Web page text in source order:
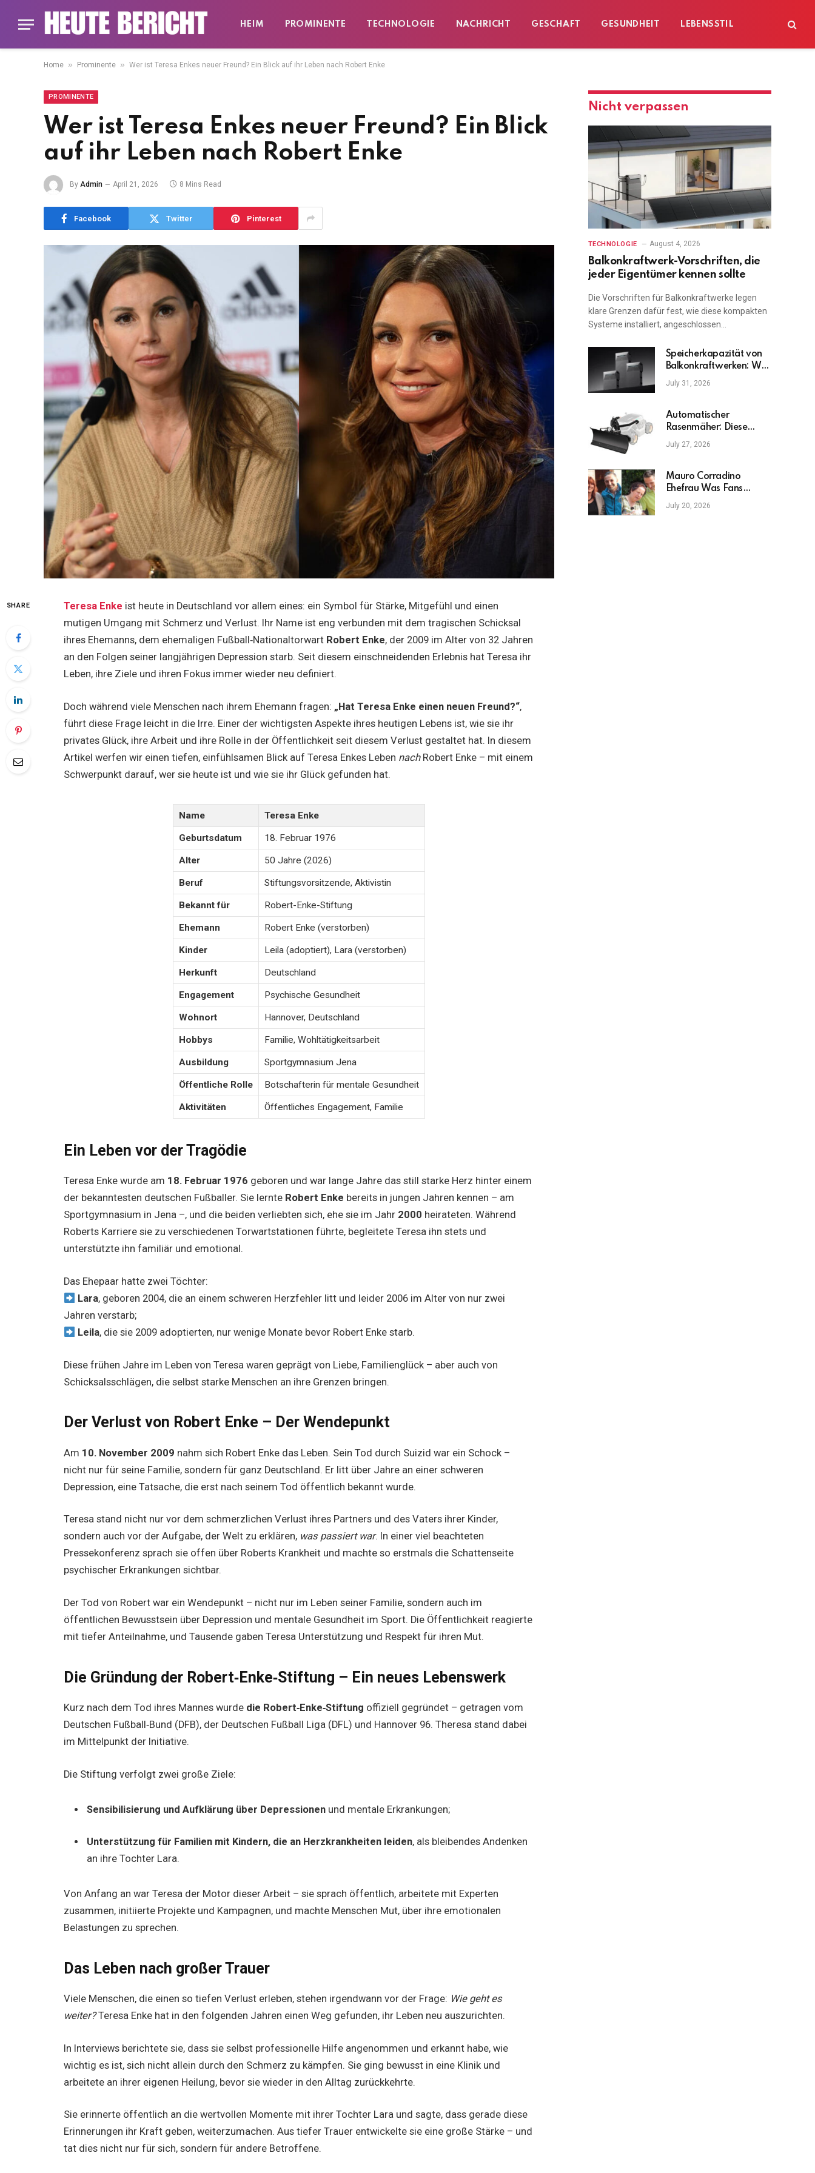
HEIM PROMINENTE TECHNOLOGIE NACHRICHT GESCHAFT GESUNDHEIT LEBENSSTIL
Home » Prominente » Wer ist Teresa Enkes neuer Freund? Ein Blick auf ihr Leben nach Robert Enke
PROMINENTE
Wer ist Teresa Enkes neuer Freund? Ein Blick
auf ihr Leben nach Robert Enke
By Admin April 21, 2026 8 Mins Read
Facebook Twitter Pinterest
SHARE Teresa Enke ist heute in Deutschland vor allem eines: ein Symbol für Stärke, Mitgefühl und einen
mutigen Umgang mit Schmerz und Verlust. Ihr Name ist eng verbunden mit dem tragischen Schicksal
ihres Ehemanns, dem ehemaligen Fußball‑Nationaltorwart Robert Enke, der 2009 im Alter von 32 Jahren
an den Folgen seiner langjährigen Depression starb. Seit diesem einschneidenden Erlebnis hat Teresa ihr
Leben, ihre Ziele und ihren Fokus immer wieder neu definiert.
Doch während viele Menschen nach ihrem Ehemann fragen: „Hat Teresa Enke einen neuen Freund?“,
führt diese Frage leicht in die Irre. Einer der wichtigsten Aspekte ihres heutigen Lebens ist, wie sie ihr
privates Glück, ihre Arbeit und ihre Rolle in der Öffentlichkeit seit diesem Verlust gestaltet hat. In diesem
Artikel werfen wir einen tiefen, einfühlsamen Blick auf Teresa Enkes Leben nachRobert Enke – mit einem
Schwerpunkt darauf, wer sie heute ist und wie sie ihr Glück gefunden hat.
Name Teresa Enke
Geburtsdatum 18. Februar 1976
Alter 50 Jahre (2026)
Beruf Stiftungsvorsitzende, Aktivistin
Bekannt für Robert-Enke-Stiftung
Ehemann Robert Enke (verstorben)
Kinder Leila (adoptiert), Lara (verstorben)
Herkunft Deutschland
Engagement Psychische Gesundheit
Wohnort Hannover, Deutschland
Hobbys Familie, Wohltätigkeitsarbeit
Ausbildung Sportgymnasium Jena
Öffentliche Rolle Botschafterin für mentale Gesundheit
Aktivitäten Öffentliches Engagement, Familie
Ein Leben vor der Tragödie
Teresa Enke wurde am 18. Februar 1976 geboren und war lange Jahre das still starke Herz hinter einem
der bekanntesten deutschen Fußballer. Sie lernte Robert Enke bereits in jungen Jahren kennen – am
Sportgymnasium in Jena –, und die beiden verliebten sich, ehe sie im Jahr 2000 heirateten. Während
Roberts Karriere sie zu verschiedenen Torwartstationen führte, begleitete Teresa ihn stets und
unterstützte ihn familiär und emotional.
Das Ehepaar hatte zwei Töchter:
Lara, geboren 2004, die an einem schweren Herzfehler litt und leider 2006 im Alter von nur zwei
Jahren verstarb;
Leila, die sie 2009 adoptierten, nur wenige Monate bevor Robert Enke starb.
Diese frühen Jahre im Leben von Teresa waren geprägt von Liebe, Familienglück – aber auch von
Schicksalsschlägen, die selbst starke Menschen an ihre Grenzen bringen.
Der Verlust von Robert Enke – Der Wendepunkt
Am 10. November 2009 nahm sich Robert Enke das Leben. Sein Tod durch Suizid war ein Schock –
nicht nur für seine Familie, sondern für ganz Deutschland. Er litt über Jahre an einer schweren
Depression, eine Tatsache, die erst nach seinem Tod öffentlich bekannt wurde.
Teresa stand nicht nur vor dem schmerzlichen Verlust ihres Partners und des Vaters ihrer Kinder,
sondern auch vor der Aufgabe, der Welt zu erklären, was passiert war. In einer viel beachteten
Pressekonferenz sprach sie offen über Roberts Krankheit und machte so erstmals die Schattenseite
psychischer Erkrankungen sichtbar.
Der Tod von Robert war ein Wendepunkt – nicht nur im Leben seiner Familie, sondern auch im
öffentlichen Bewusstsein über Depression und mentale Gesundheit im Sport. Die Öffentlichkeit reagierte
mit tiefer Anteilnahme, und Tausende gaben Teresa Unterstützung und Respekt für ihren Mut.
Die Gründung der Robert‑Enke‑Stiftung – Ein neues Lebenswerk
Kurz nach dem Tod ihres Mannes wurde die Robert‑Enke‑Stiftung offiziell gegründet – getragen vom
Deutschen Fußball‑Bund (DFB), der Deutschen Fußball Liga (DFL) und Hannover 96. Theresa stand dabei
im Mittelpunkt der Initiative.
Die Stiftung verfolgt zwei große Ziele:
Sensibilisierung und Aufklärung über Depressionen und mentale Erkrankungen;
Unterstützung für Familien mit Kindern, die an Herzkrankheiten leiden, als bleibendes Andenken
an ihre Tochter Lara.
Von Anfang an war Teresa der Motor dieser Arbeit – sie sprach öffentlich, arbeitete mit Experten
zusammen, initiierte Projekte und Kampagnen, und machte Menschen Mut, über ihre emotionalen
Belastungen zu sprechen.
Das Leben nach großer Trauer
Viele Menschen, die einen so tiefen Verlust erleben, stehen irgendwann vor der Frage: Wie geht es
weiter?Teresa Enke hat in den folgenden Jahren einen Weg gefunden, ihr Leben neu auszurichten.
In Interviews berichtete sie, dass sie selbst professionelle Hilfe angenommen und erkannt habe, wie
wichtig es ist, sich nicht allein durch den Schmerz zu kämpfen. Sie ging bewusst in eine Klinik und
arbeitete an ihrer eigenen Heilung, bevor sie wieder in den Alltag zurückkehrte.
Sie erinnerte öffentlich an die wertvollen Momente mit ihrer Tochter Lara und sagte, dass gerade diese
Erinnerungen ihr Kraft geben, weiterzumachen. Aus tiefer Trauer entwickelte sie eine große Stärke – und
tat dies nicht nur für sich, sondern für andere Betroffene.
Nicht verpassen
TECHNOLOGIE August 4, 2026
Balkonkraftwerk-Vorschriften, die
jeder Eigentümer kennen sollte
Die Vorschriften für Balkonkraftwerke legen
klare Grenzen dafür fest, wie diese kompakten
Systeme installiert, angeschlossen…
Speicherkapazität von
Balkonkraftwerken: Was
ist am wichtigsten?
July 31, 2026
Automatischer
Rasenmäher: Diese
Fehler sollten Sie
vermeiden
July 27, 2026
Mauro Corradino
Ehefrau Was Fans
wirklich wissen möchten
July 20, 2026